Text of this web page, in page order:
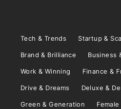
Tech & Trends Startup &
Brand & Brilliance Business
Work & Winning Finance &
Drive & Dreams Deluxe &
Green & Generation